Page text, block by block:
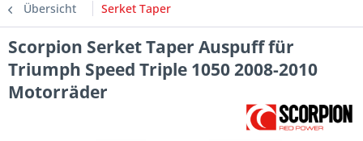
Übersicht Serket Taper
Scorpion Serket Taper Auspuff für
Triumph Speed Triple 1050 2008-2010
Motorräder